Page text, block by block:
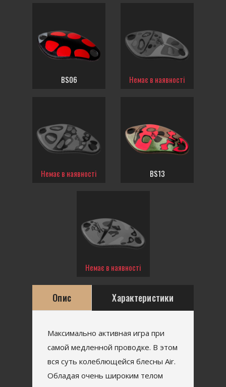
BS06 Немає в наявності
Немає в наявності BS13
Немає в наявності
Опис Характеристики
Максимально активная игра при
самой медленной проводке. В этом
вся суть колеблющейся блесны Air.
Обладая очень широким телом